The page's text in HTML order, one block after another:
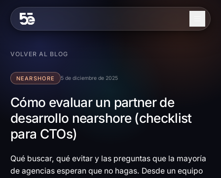
Nosotros
Servicios
Trabajo
Blog
Contacto
VOLVER AL BLOG
NEARSHORE 5 de diciembre de 2025
Cómo evaluar un partner de
desarrollo nearshore (checklist
para CTOs)
Qué buscar, qué evitar y las preguntas que la mayoría
de agencias esperan que no hagas. Desde un equipo